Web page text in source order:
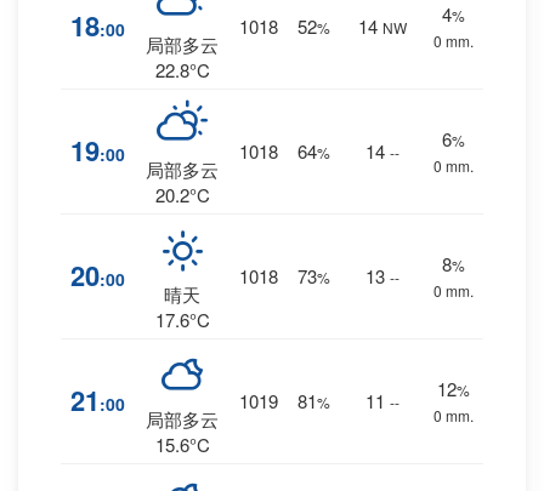
18:00
局部多云
22.8°C
1018 52% 14 NW
4%
0 mm.
19:00
局部多云
20.2°C
1018 64% 14 --
6%
0 mm.
20:00
晴天
17.6°C
1018 73% 13 --
8%
0 mm.
21 :00
局部多云
15.6°C
1019 81% 11 --
12%
0 mm.